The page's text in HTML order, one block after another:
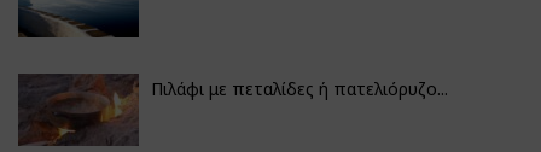
Πιλάφι με πεταλίδες ή πατελιόρυζο...